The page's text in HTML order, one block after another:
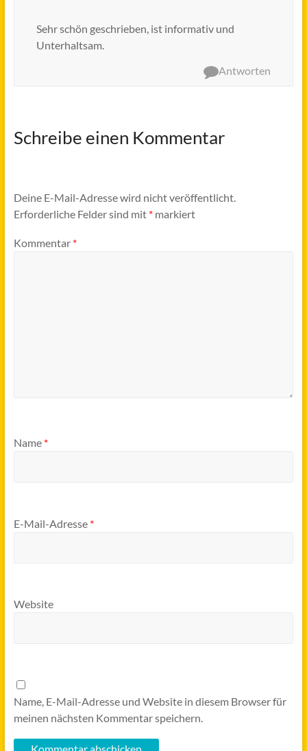
Sehr schön geschrieben, ist informativ und
Unterhaltsam.
Antworten
Schreibe einen Kommentar
Deine E-Mail-Adresse wird nicht veröffentlicht.
Erforderliche Felder sind mit *markiert
Kommentar *
Name *
E-Mail-Adresse *
Website
Name, E-Mail-Adresse und Website in diesem Browser für
meinen nächsten Kommentar speichern.